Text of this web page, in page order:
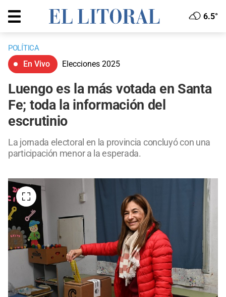
6.5°
POLÍTICA
En Vivo Elecciones 2025
Luengo es la más votada en Santa
Fe; toda la información del
escrutinio
La jornada electoral en la provincia concluyó con una
participación menor a la esperada.